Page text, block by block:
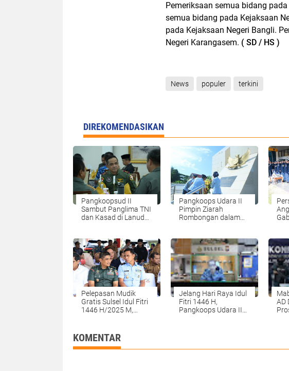
Pemeriksaan semua bidang
semua bidang pada Kejaksaan
pada Kejaksaan Negeri Bangli.
Negeri Karangasem. ( SD / HS )
News populer terkini
DIREKOMENDASIKAN
Pangkoopsud II
Sambut Panglima TNI
dan Kasad di Lanud
Pangkoops Udara II
Pimpin Ziarah
Rombongan dalam
TNI
Pelepasan Mudik
Gratis Sulsel Idul Fitri
1446 H/2025 M,
Jelang Hari Raya Idul
Fitri 1446 H,
Pangkoops Udara II
AD
KOMENTAR